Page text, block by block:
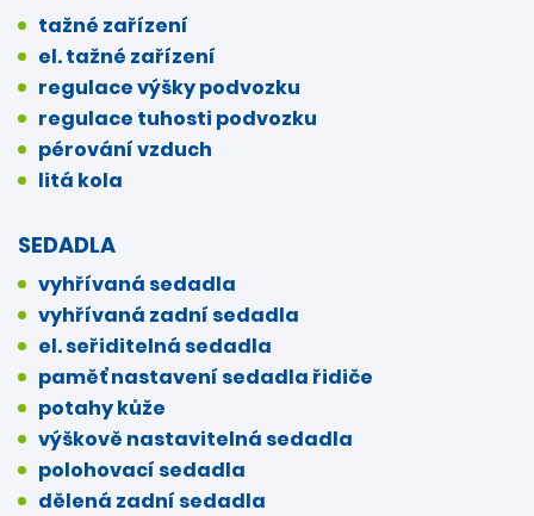
tažné zařízení
el. tažné zařízení
regulace výšky podvozku
regulace tuhosti podvozku
pérování vzduch
litá kola
SEDADLA
vyhřívaná sedadla
vyhřívaná zadní sedadla
el. seřiditelná sedadla
paměť nastavení sedadla řidiče
potahy kůže
výškově nastavitelná sedadla
polohovací sedadla
dělená zadní sedadla